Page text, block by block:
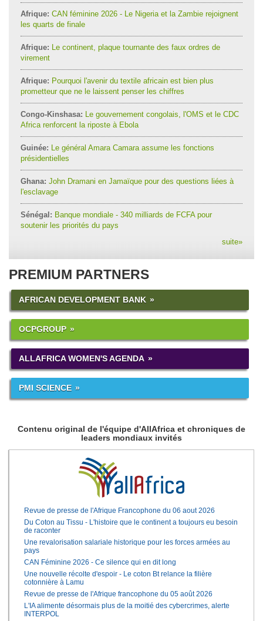
Afrique: CAN féminine 2026 - Le Nigeria et la Zambie rejoignent
les quarts de finale
Afrique: Le continent, plaque tournante des faux ordres de
virement
Afrique: Pourquoi l'avenir du textile africain est bien plus
prometteur que ne le laissent penser les chiffres
Congo-Kinshasa: Le gouvernement congolais, l'OMS et le CDC
Africa renforcent la riposte à Ebola
Guinée: Le général Amara Camara assume les fonctions
présidentielles
Ghana: John Dramani en Jamaïque pour des questions liées à
l'esclavage
Sénégal: Banque mondiale - 340 milliards de FCFA pour
soutenir les priorités du pays
suite»
PREMIUM PARTNERS
AFRICAN DEVELOPMENT BANK
OCPGROUP
ALLAFRICA WOMEN'S AGENDA
PMI SCIENCE
Contenu original de l'équipe d'AllAfrica et chroniques de
leaders mondiaux invités
Revue de presse de l'Afrique Francophone du 06 aout 2026
Du Coton au Tissu - L'histoire que le continent a toujours eu besoin
de raconter
Une revalorisation salariale historique pour les forces armées au
pays
CAN Féminine 2026 - Ce silence qui en dit long
Une nouvelle récolte d'espoir - Le coton Bt relance la filière
cotonnière à Lamu
Revue de presse de l'Afrique francophone du 05 août 2026
L'IA alimente désormais plus de la moitié des cybercrimes, alerte
INTERPOL